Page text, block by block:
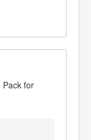
Pack for